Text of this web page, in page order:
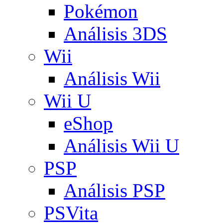
Pokémon
Análisis 3DS
Wii
Análisis Wii
Wii U
eShop
Análisis Wii U
PSP
Análisis PSP
PSVita